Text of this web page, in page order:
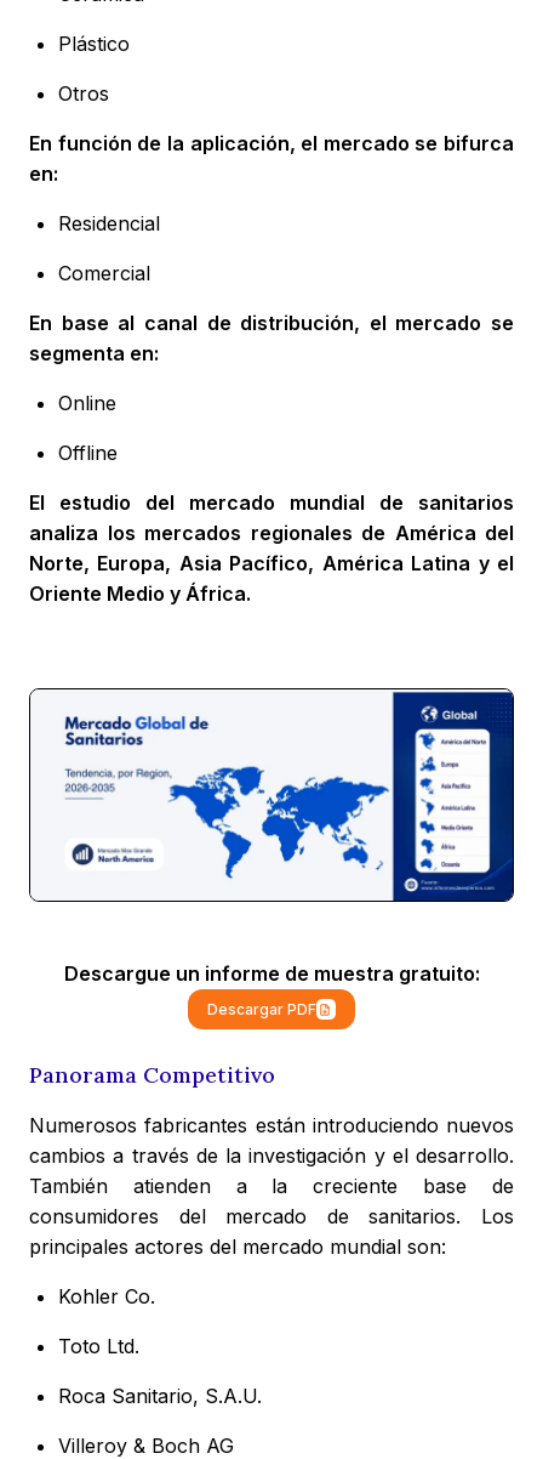
Plástico
Otros
En función de la aplicación, el mercado se bifurca
en:
Residencial
Comercial
En base al canal de distribución, el mercado se
segmenta en:
Online
Offline
El estudio del mercado mundial de sanitarios
analiza los mercados regionales de América del
Norte, Europa, Asia Pacífico, América Latina y el
Oriente Medio y África.
Descargue un informe de muestra gratuito:
Descargar PDF
Panorama Competitivo
Numerosos fabricantes están introduciendo nuevos
cambios a través de la investigación y el desarrollo.
También atienden a la creciente base de
consumidores del mercado de sanitarios. Los
principales actores del mercado mundial son:
Kohler Co.
Toto Ltd.
Roca Sanitario, S.A.U.
Villeroy & Boch AG